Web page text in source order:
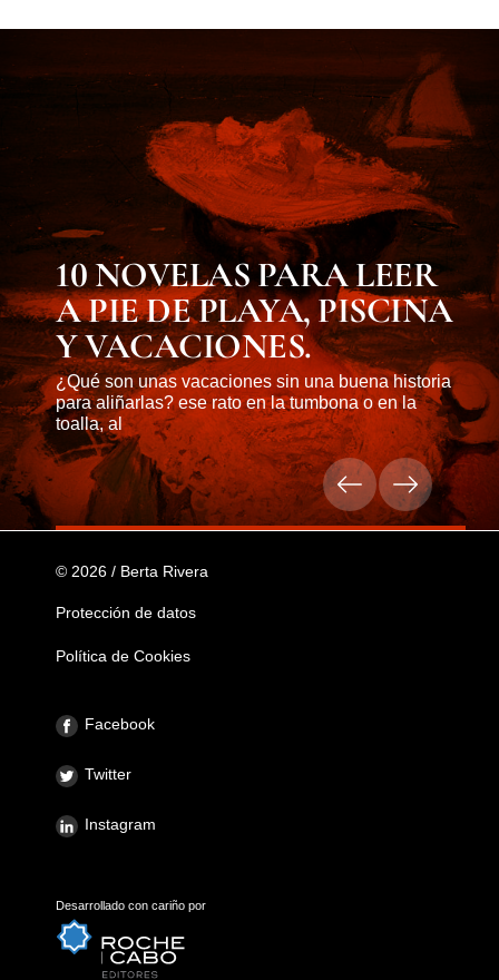
10 NOVELAS PARA LEER
A PIE DE PLAYA, PISCINA
Y VACACIONES.
¿Qué son unas vacaciones sin una buena historia
para aliñarlas? ese rato en la tumbona o en la
toalla, al
© 2026 / Berta Rivera
Protección de datos
Política de Cookies
Facebook
Twitter
Instagram
Desarrollado con cariño por